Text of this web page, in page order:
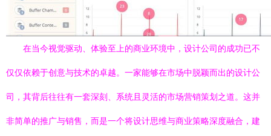
在当今视觉驱动、体验至上的商业环境中，设计公司的成功已不
仅仅依赖于创意与技术的卓越。一家能够在市场中脱颖而出的设计公
司，其背后往往有一套深刻、系统且灵活的市场营销策划之道。这并
非简单的推广与销售，而是一个将设计思维与商业策略深度融合，建